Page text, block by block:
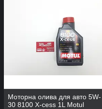
Моторна олива для авто 5W-
30 8100 X-cess 1L Motul